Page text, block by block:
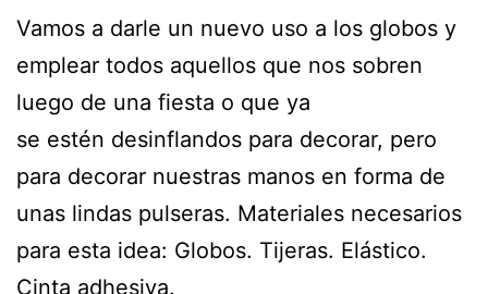
Vamos a darle un nuevo uso a los globos y
emplear todos aquellos que nos sobren
luego de una fiesta o que ya
se estén desinflandos para decorar, pero
para decorar nuestras manos en forma de
unas lindas pulseras. Materiales necesarios
para esta idea: Globos. Tijeras. Elástico.
Cinta adhesiva.